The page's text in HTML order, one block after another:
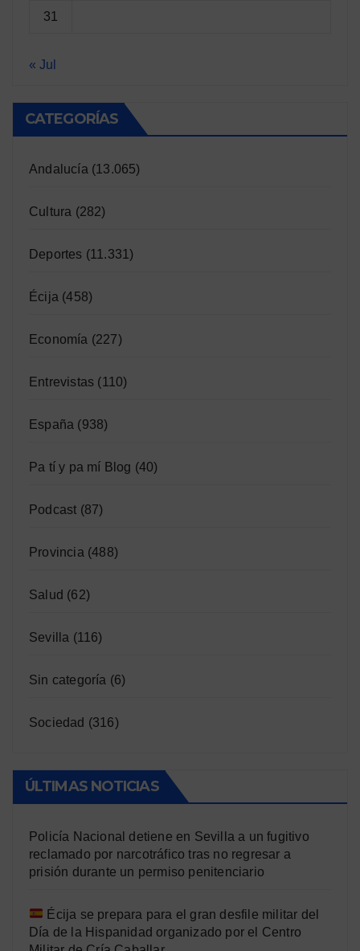
31
« Jul
CATEGORÍAS
Andalucía (13.065)
Cultura (282)
Deportes (11.331)
Écija (458)
Economía (227)
Entrevistas (110)
España (938)
Pa tí y pa mí Blog (40)
Podcast (87)
Provincia (488)
Salud (62)
Sevilla (116)
Sin categoría (6)
Sociedad (316)
ÚLTIMAS NOTICIAS
Policía Nacional detiene en Sevilla a un fugitivo
reclamado por narcotráfico tras no regresar a
prisión durante un permiso penitenciario
Écija se prepara para el gran desfile militar del
Día de la Hispanidad organizado por el Centro